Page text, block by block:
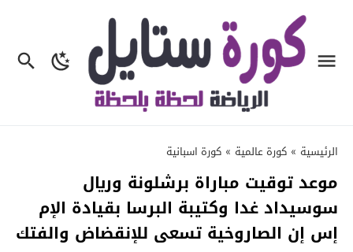
الرئيسية » كورة عالمية » كورة اسبانية
موعد توقيت مباراة برشلونة وريال
سوسيداد غدا وكتيبة البرسا بقيادة الإم
إس إن الصاروخية تسعى للإنقضاض والفتك